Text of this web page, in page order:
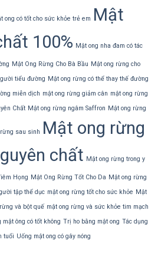
ong có tốt cho sức khỏe trẻ em Mật
100% Mật ong nha đam có tác
Mật Ong Rừng Cho Bà Bầu Mật ong rừng cho
tiểu đường Mật ong rừng có thể thay thế đường
miễn dịch mật ong rừng giảm cân mật ong rừng
Chất Mật ong rừng ngâm Saffron Mật ong rừng
sau sinh Mật ong rừng
chất Mật ong rừng trong y
Họng Mật Ong Rừng Tốt Cho Da Mật ong rừng
tập thể dục mật ong rừng tốt cho sức khỏe Mật
và bột quế mật ong rừng và sức khỏe tim mạch
ông có tốt không Trị ho bằng mật ong Tác dụng
tuổi Uống mật ong có gây nóng